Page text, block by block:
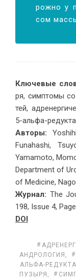
рож­но у
сом
Клю­че­вые
ря, симп­то­мы
тей,
5-аль­фа-
Авторы:
Funahashi,
Yamamoto,
Department of
of Medicine,
Журнал: The
198, Issue 4,
DOI
АНДРОЛОГИЯ ,
АЛЬ­ФА-
ПУ­ЗЫ­РЯ ,